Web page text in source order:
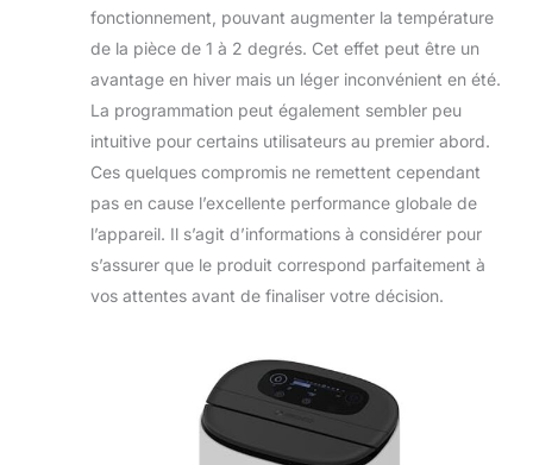
fonctionnement, pouvant augmenter la température
de la pièce de 1 à 2 degrés. Cet effet peut être un
avantage en hiver mais un léger inconvénient en été.
La programmation peut également sembler peu
intuitive pour certains utilisateurs au premier abord.
Ces quelques compromis ne remettent cependant
pas en cause l’excellente performance globale de
l’appareil. Il s’agit d’informations à considérer pour
s’assurer que le produit correspond parfaitement à
vos attentes avant de finaliser votre décision.